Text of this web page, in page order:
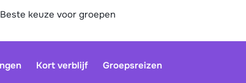
Beste keuze voor groepen
Kort verblijf Groepsreizen